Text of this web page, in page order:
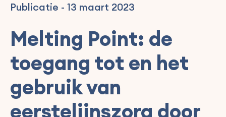
Publicatie - 13 maart 2023
Melting Point: de
toegang tot en het
gebruik van
eerstelijnszorg door